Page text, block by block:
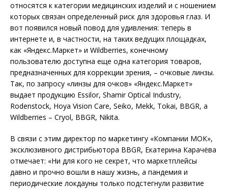
относятся к категории медицинских изделий и с ношением
которых связан определенный риск для здоровья глаз. И
вот появился новый повод для удивления: теперь в
интернете и, в частности, на таких ведущих площадках,
как «Яндекс.Маркет» и Wildberries, конечному
пользователю доступна еще одна категория товаров,
предназначенных для коррекции зрения, – очковые линзы.
Так, по запросу «линзы для очков» «Яндекс.Маркет»
выдает продукцию Essilor, Shamir Optical Industry,
Rodenstock, Hoya Vision Care, Seiko, Mekk, Tokai, BBGR, а
Wildberries – Cryol, BBGR, Nikita.
В связи с этим директор по маркетингу «Компании МОК»,
эксклюзивного дистрибьютора BBGR, Екатерина Карачёва
отмечает: «Ни для кого не секрет, что маркетплейсы
давно и прочно вошли в нашу жизнь, а пандемия и
периодические локдауны только подстегнули развитие